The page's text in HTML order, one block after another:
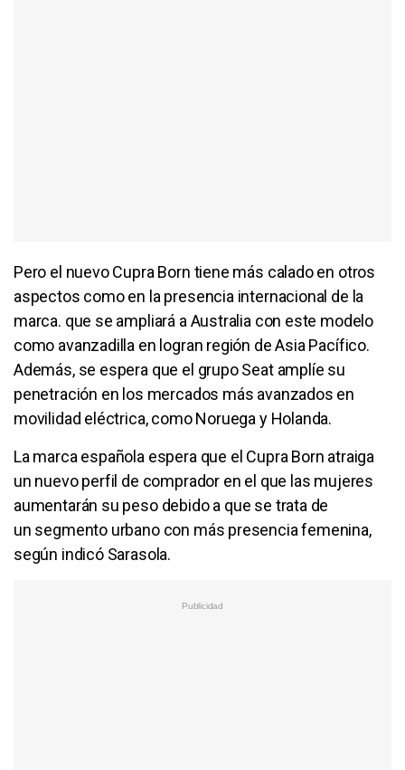
Pero el nuevo Cupra Born tiene más calado en otros
aspectos como en la presencia internacional de la
marca. que se ampliará a Australia con este modelo
como avanzadilla en logran región de Asia Pacífico.
Además, se espera que el grupo Seat amplíe su
penetración en los mercados más avanzados en
movilidad eléctrica, como Noruega y Holanda.
La marca española espera que el Cupra Born atraiga
un nuevo perfil de comprador en el que las mujeres
aumentarán su peso debido a que se trata de
un segmento urbano con más presencia femenina,
según indicó Sarasola.